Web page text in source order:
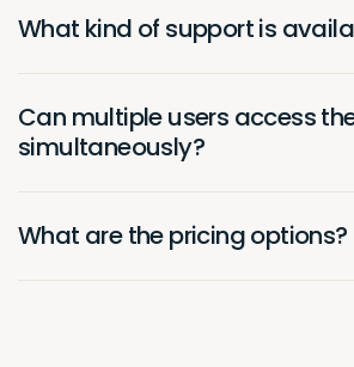
What kind of support is
Can multiple users access
simultaneously?
What are the pricing options?